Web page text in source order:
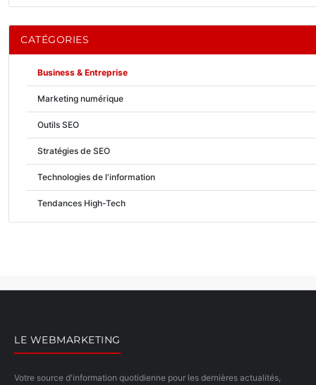
CATÉGORIES
Business & Entreprise
Marketing numérique
Outils SEO
Stratégies de SEO
Technologies de l'information
Tendances High-Tech
LE WEBMARKETING
Votre source d'information quotidienne pour les dernières actualités,